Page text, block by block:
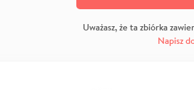
Uważasz, że ta zbiórka
Napisz